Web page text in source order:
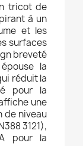
tricot de
à un
et les
surfaces
breveté
la
réduit la
pour la
une
de niveau
3121),
pour la